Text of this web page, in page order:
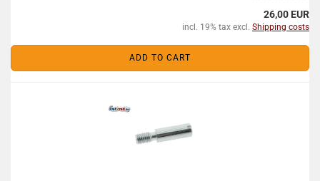
26,00 EUR
incl. 19% tax excl. Shipping costs
ADD TO CART